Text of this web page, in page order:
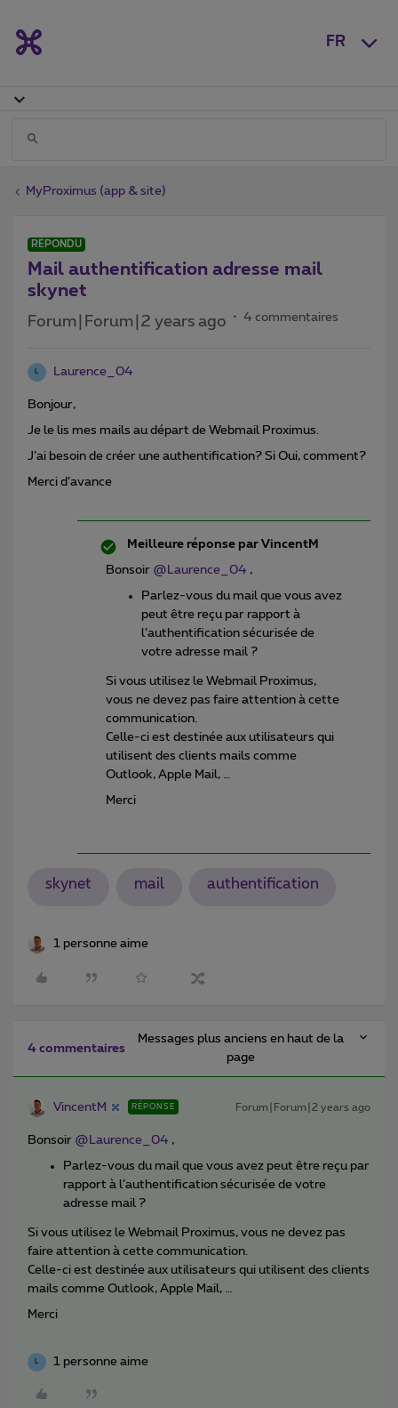
FR
MyProximus (app & site)
RÉPONDU
Mail authentification adresse mail
skynet
Forum|Forum|2 years ago 4 commentaires
L Laurence_04
Bonjour,
Je le lis mes mails au départ de Webmail Proximus.
J’ai besoin de créer une authentification? Si Oui, comment?
Merci d’avance
Meilleure réponse par VincentM
Bonsoir @Laurence_04 ,
Parlez-vous du mail que vous avez
peut être reçu par rapport à
l’authentification sécurisée de
votre adresse mail ?
Si vous utilisez le Webmail Proximus,
vous ne devez pas faire attention à cette
communication.
Celle-ci est destinée aux utilisateurs qui
utilisent des clients mails comme
Outlook, Apple Mail, …
Merci
skynet mail authentification
1 personne aime
4 commentaires
Messages plus anciens en haut de la
page
VincentM RÉPONSE Forum|Forum|2 years ago
Bonsoir @Laurence_04 ,
Parlez-vous du mail que vous avez peut être reçu par
rapport à l’authentification sécurisée de votre
adresse mail ?
Si vous utilisez le Webmail Proximus, vous ne devez pas
faire attention à cette communication.
Celle-ci est destinée aux utilisateurs qui utilisent des clients
mails comme Outlook, Apple Mail, …
Merci
L 1 personne aime